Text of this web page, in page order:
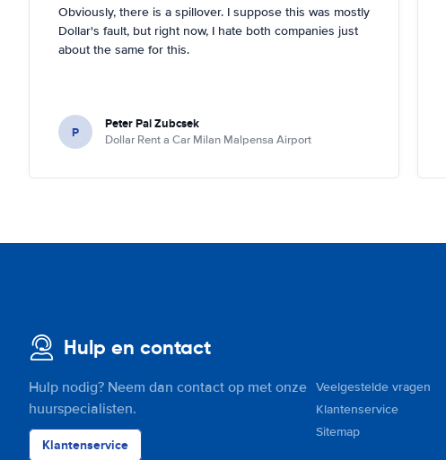
Obviously, there is a spillover. I suppose this was mostly
Dollar's fault, but right now, I hate both companies just
about the same for this.
P Peter Pal Zubcsek
Dollar Rent a Car Milan Malpensa Airport
Hulp en contact
Hulp nodig? Neem dan contact op met onze
huurspecialisten.
Klantenservice
Veelgestelde vragen
Klantenservice
Sitemap